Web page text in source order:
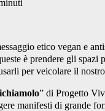
etico vegan e
è prendere gli spazi
per veicolare il
” di Progetto
manifesti di grande